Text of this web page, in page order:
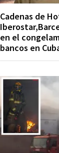
Cadenas de
en el
bancos en